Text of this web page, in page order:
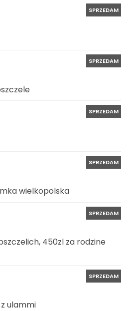
SPRZEDAM
SPRZEDAM
SPRZEDAM
SPRZEDAM
wielkopolska
SPRZEDAM
450zl za rodzine
SPRZEDAM
ulammi